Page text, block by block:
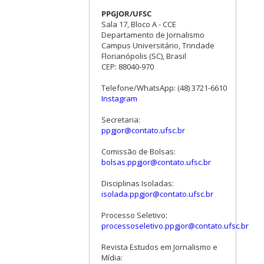
PPGJOR/UFSC
Sala 17, Bloco A - CCE
Departamento de Jornalismo
Campus Universitário, Trindade
Florianópolis (SC), Brasil
CEP: 88040-970
Telefone/WhatsApp: (48) 3721-6610
Instagram
Secretaria:
ppgjor@contato.ufsc.br
Comissão de Bolsas:
bolsas.ppgjor@contato.ufsc.br
Disciplinas Isoladas:
isolada.ppgjor@contato.ufsc.br
Processo Seletivo:
processoseletivo.ppgjor@contato.ufsc.br
Revista Estudos em Jornalismo e
Mídia: